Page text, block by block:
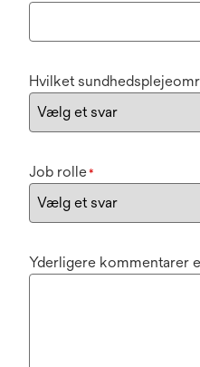
Hvilket
Job rolle*
Yderligere kommentarer